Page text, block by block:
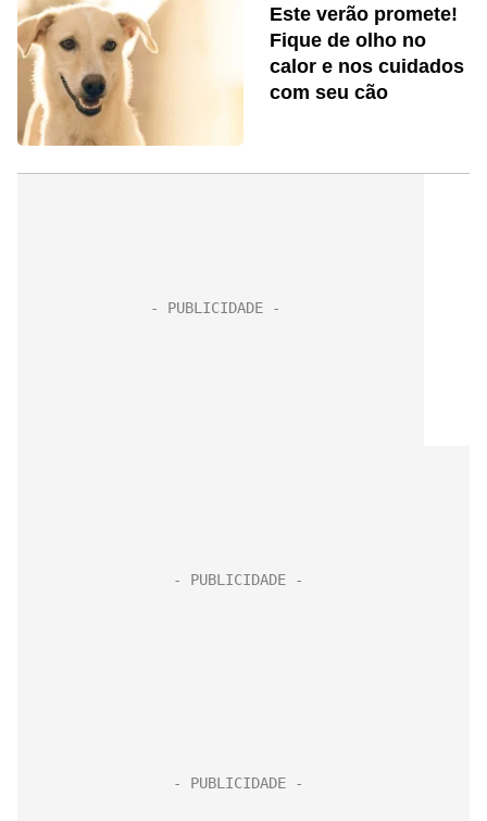
Este verão promete!
Fique de olho no
calor e nos cuidados
com seu cão